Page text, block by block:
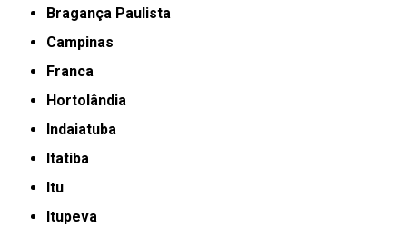
Bragança Paulista
Campinas
Franca
Hortolândia
Indaiatuba
Itatiba
Itu
Itupeva